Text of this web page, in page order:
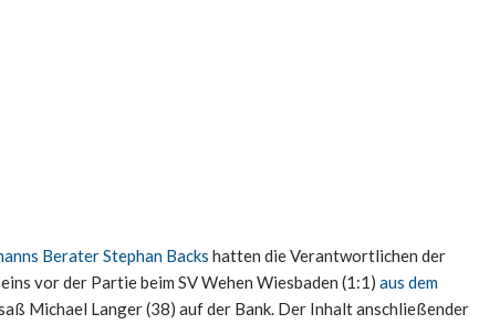
Berater Stephan Backs hatten die Verantwortlichen der
vor der Partie beim SV Wehen Wiesbaden (1:1) aus dem
Michael Langer (38) auf der Bank. Der Inhalt anschließender